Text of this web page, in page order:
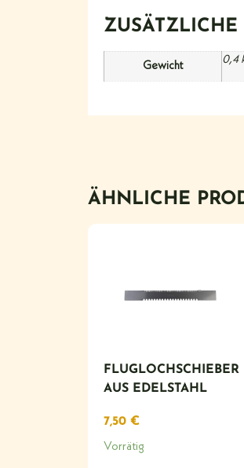
Gewicht
0,4
ÄHNLICHE
FLUGLOCHSCHIEBER
AUS EDELSTAHL
7,50 €
Vorrätig